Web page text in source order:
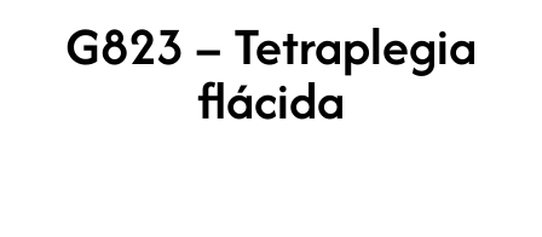
G823 – Tetraplegia
flácida